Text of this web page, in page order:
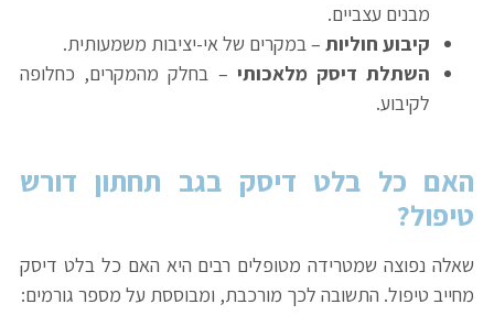
מבנים עצביים.
קיבוע חוליות– במקרים של אי-יציבות משמעותית.
השתלת דיסק מלאכותי – בחלק מהמקרים, כחלופה
לקיבוע.
האם כל בלט דיסק בגב תחתון דורש
טיפול?
שאלה נפוצה שמטרידה מטופלים רבים היא האם כל בלט דיסק
מחייב טיפול. התשובה לכך מורכבת, ומבוססת על מספר גורמים: